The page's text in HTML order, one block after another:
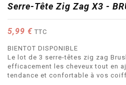
Serre-Tête Zig Zag X3 -
5,99 € TTC
BIENTOT DISPONIBLE
Le lot de 3 serre-têtes zig zag
efficacement les cheveux tout en
tendance et confortable à vos